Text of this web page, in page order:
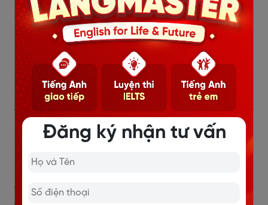
Cảm nhận của anh Thế - Học
viên lớp LEV khoá 629 tại Trung
Đăng ký nhận tư vấn